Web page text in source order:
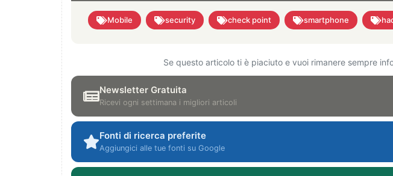
Mobile security check point smartphone
Se questo articolo ti è piaciuto e vuoi rimanere sempre
Newsletter Gratuita
Ricevi ogni settimana i migliori articoli
Fonti di ricerca preferite
Aggiungici alle tue fonti su Google